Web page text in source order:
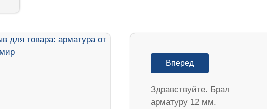
Вперед
Здравствуйте. Брал
арматуру 12 мм.